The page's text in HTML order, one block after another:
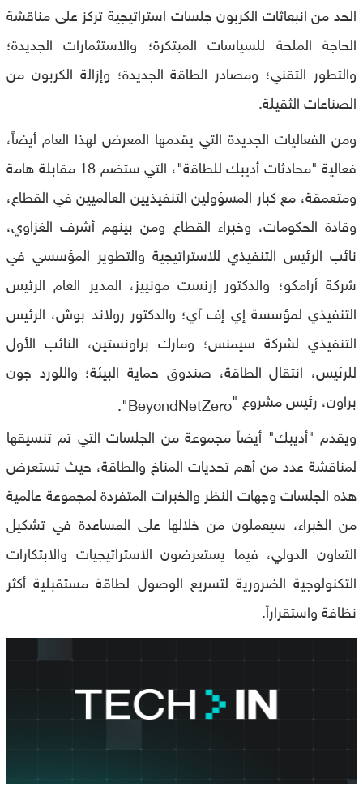
الحد من انبعاثات الكربون جلسات استراتيجية تركز على مناقشة
الحاجة الملحة للسياسات المبتكرة؛ والاستثمارات الجديدة؛
والتطور التقني؛ ومصادر الطاقة الجديدة؛ وإزالة الكربون من
الصناعات الثقيلة.
ومن الفعاليات الجديدة التي يقدمها المعرض لهذا العام أيضاً،
فعالية "محادثات أديبك للطاقة"، التي ستضم 18 مقابلة هامة
ومتعمقة، مع كبار المسؤولين التنفيذيين العالميين في القطاع،
وقادة الحكومات، وخبراء القطاع ومن بينهم أشرف الغزاوي،
نائب الرئيس التنفيذي للاستراتيجية والتطوير المؤسسي في
شركة أرامكو؛ والدكتور إرنست مونييز، المدير العام الرئيس
التنفيذي لمؤسسة إي إف آي؛ والدكتور رولاند بوش، الرئيس
التنفيذي لشركة سيمنس؛ ومارك براونستين، النائب الأول
للرئيس، انتقال الطاقة، صندوق حماية البيئة؛ واللورد جون
براون، رئيس مشروع "BeyondNetZero".
ويقدم "أديبك" أيضاً مجموعة من الجلسات التي تم تنسيقها
لمناقشة عدد من أهم تحديات المناخ والطاقة، حيث تستعرض
هذه الجلسات وجهات النظر والخبرات المتفردة لمجموعة عالمية
من الخبراء، سيعملون من خلالها على المساعدة في تشكيل
التعاون الدولي، فيما يستعرضون الاستراتيجيات والابتكارات
التكنولوجية الضرورية لتسريع الوصول لطاقة مستقبلية أكثر
نظافة واستقراراً.